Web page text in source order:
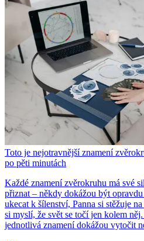
Toto je nejotravnější znamení
po pěti minutách
Každé znamení zvěrokruhu má své
přiznat – někdy dokážou být
ukecat k šílenství, Panna si stěžuje
si myslí, že svět se točí jen kolem
jednotlivá znamení dokážou vytočit